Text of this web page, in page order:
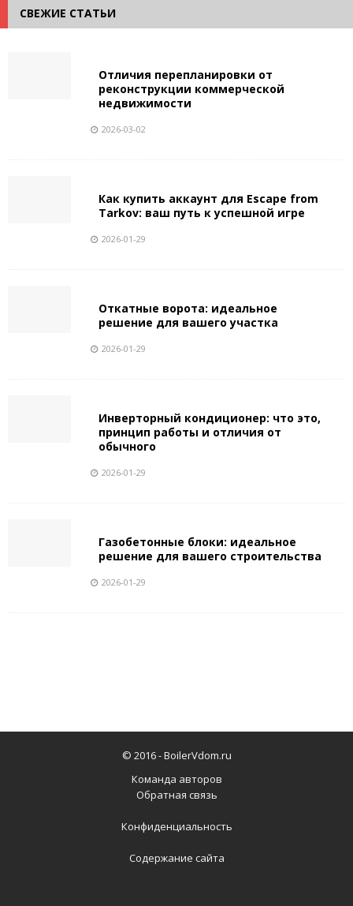
СВЕЖИЕ СТАТЬИ
Отличия перепланировки от
реконструкции коммерческой
недвижимости
2026-03-02
Как купить аккаунт для Escape from
Tarkov: ваш путь к успешной игре
2026-01-29
Откатные ворота: идеальное
решение для вашего участка
2026-01-29
Инверторный кондиционер: что это,
принцип работы и отличия от
обычного
2026-01-29
Газобетонные блоки: идеальное
решение для вашего строительства
2026-01-29
© 2016 -BoilerVdom.ru
Команда авторов
Обратная связь
Конфиденциальность
Содержание сайта